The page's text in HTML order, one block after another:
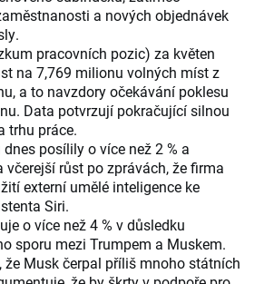
a nových objednávek
pracovních pozic) za květen
na 7,769 milionu volných míst z
a to navzdory očekávání poklesu
Data potvrzují pokračující silnou
trhu práce.
posílily o více než 2 % a
včerejší růst po zprávách, že firma
externí umělé inteligence ke
Siri.
o více než 4 % v důsledku
sporu mezi Trumpem a Muskem.
že Musk čerpal příliš mnoho státních